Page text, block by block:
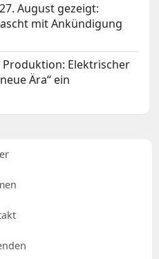
August gezeigt:
mit Ankündigung
Produktion: Elektrischer
Ära“ ein